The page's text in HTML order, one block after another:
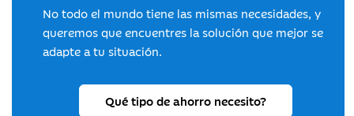
No todo el mundo tiene las mismas necesidades, y
queremos que encuentres la solución que mejor se
adapte a tu situación.
Qué tipo de ahorro necesito?